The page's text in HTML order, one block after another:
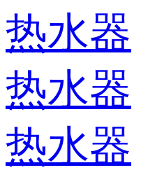
热水器
热水器
热水器